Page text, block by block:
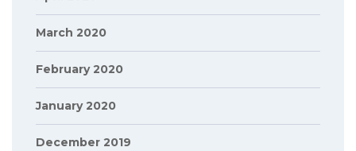
March 2020
February 2020
January 2020
December 2019